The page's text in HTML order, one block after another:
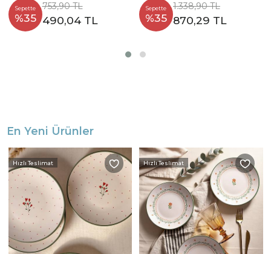
Sepette
%35
753,90 TL
490,04 TL
Sepette
%35
1.338,90 TL
870,29 TL
En Yeni Ürünler
Hızlı Teslimat Hızlı Teslimat